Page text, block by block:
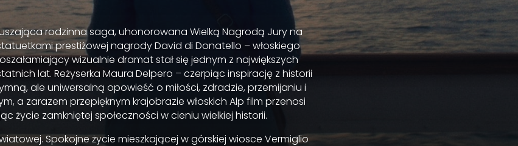
rodzinna saga, uhonorowana Wielką Nagrodą Jury na
prestiżowej nagrody David di Donatello – włoskiego
wizualnie dramat stał się jednym z największych
lat. Reżyserka Maura Delpero – czerpiąc inspirację z historii
ale uniwersalną opowieść o miłości, zdradzie, przemijaniu i
a zarazem przepięknym krajobrazie włoskich Alp film przenosi
życie zamkniętej społeczności w cieniu wielkiej historii.
Spokojne życie mieszkającej w górskiej wiosce Vermiglio